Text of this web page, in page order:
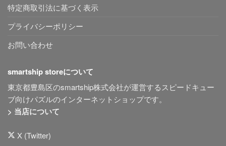
特定商取引法に基づく表示
プライバシーポリシー
お問い合わせ
smartship storeについて
東京都豊島区のsmartship株式会社が運営するスピードキュー
ブ向けパズルのインターネットショップです。
> 当店について
X (Twitter)